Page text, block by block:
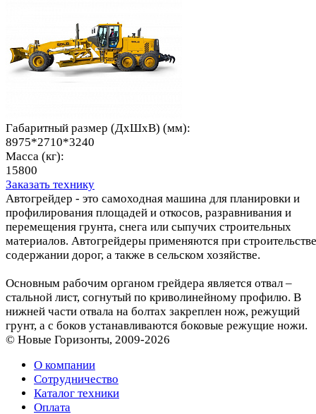
Габаритный размер (ДхШхВ) (мм):
8975*2710*3240
Масса (кг):
15800
Заказать технику
Автогрейдер - это самоходная машина для планировки и
профилирования площадей и откосов, разравнивания и
перемещения грунта, снега или сыпучих строительных
материалов. Автогрейдеры применяются при
содержании дорог, а также в сельском хозяйстве.
Основным рабочим органом грейдера является отвал –
стальной лист, согнутый по криволинейному профилю. В
нижней части отвала на болтах закреплен нож, режущий
грунт, а с боков устанавливаются боковые режущие ножи.
© Новые Горизонты, 2009-2026
О компании
Сотрудничество
Каталог техники
Оплата